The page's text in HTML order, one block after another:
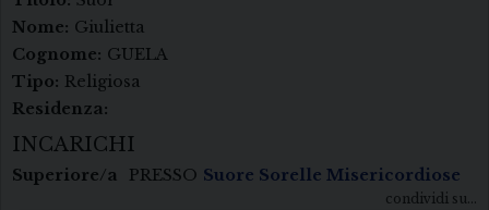
Nome: Giulietta
Cognome: GUELA
Tipo: Religiosa
Residenza:
INCARICHI
Superiore/a PRESSO Suore Sorelle Misericordiose
condividi su...